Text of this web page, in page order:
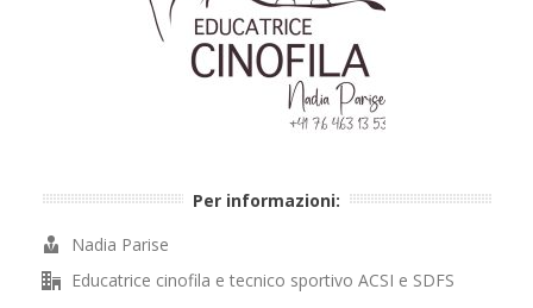
Per informazioni:
Nadia Parise
Educatrice cinofila e tecnico sportivo ACSI e SDFS